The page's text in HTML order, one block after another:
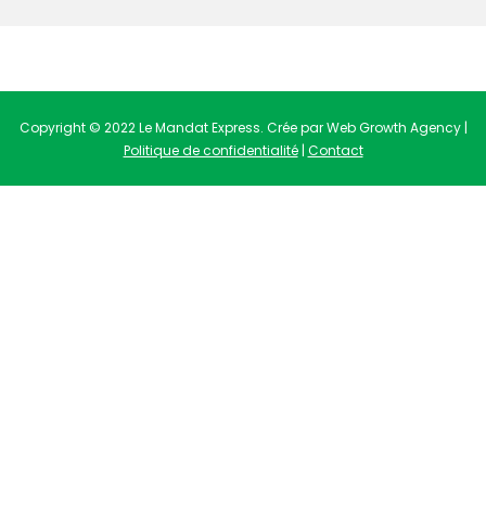
Copyright © 2022 Le Mandat Express. Crée par Web Growth Agency |
Politique de confidentialité| Contact